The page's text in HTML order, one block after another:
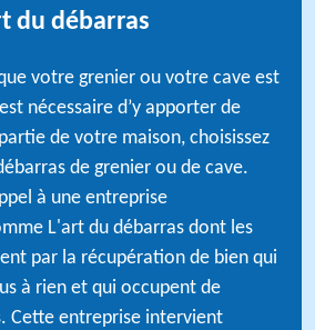
du débarras
votre grenier ou votre cave est
nécessaire d’y apporter de
de votre maison, choisissez
de grenier ou de cave.
à une entreprise
L'art du débarras dont les
par la récupération de bien qui
à rien et qui occupent de
Cette entreprise intervient